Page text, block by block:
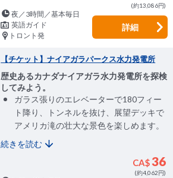
(約13,086円)
夜／3時間／基本毎日
英語ガイド
トロント発
詳細
【チケット】ナイアガラパークス水力発電所
歴史あるカナダナイアガラ水力発電所を探検
してみよう。
ガラス張りのエレベーターで180フィー
ト降り、トンネルを抜け、展望デッキで
アメリカ滝の壮大な景色を楽しめます。
続きを読む
CA$36
(約4,062円)